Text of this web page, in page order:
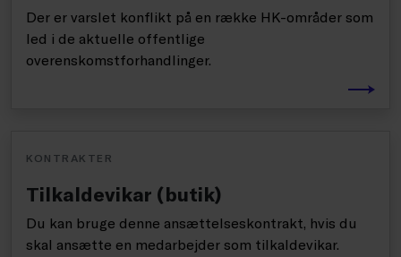
Der er varslet konflikt på en række HK-områder som
led i de aktuelle offentlige
overenskomstforhandlinger.
KONTRAKTER
Tilkaldevikar (butik)
Du kan bruge denne ansættelseskontrakt, hvis du
skal ansætte en medarbejder som tilkaldevikar.